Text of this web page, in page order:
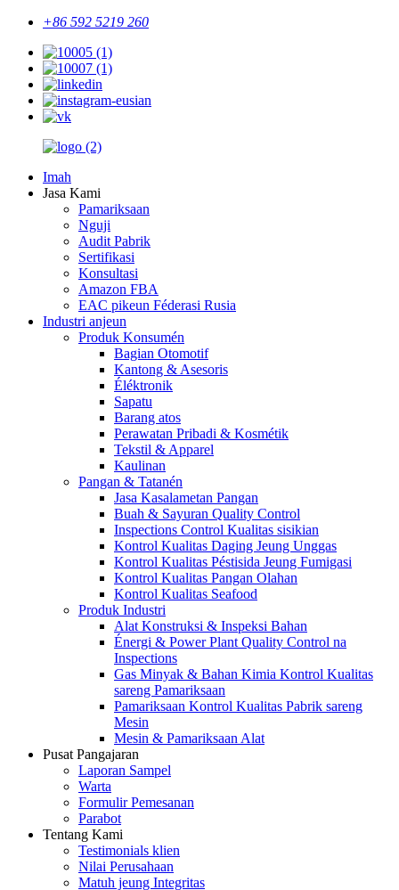
+86 592 5219 260
Imah
Jasa Kami
Pamariksaan
Nguji
Audit Pabrik
Sertifikasi
Konsultasi
Amazon FBA
EAC pikeun Féderasi Rusia
Industri anjeun
Produk Konsumén
Bagian Otomotif
Kantong & Asesoris
Éléktronik
Sapatu
Barang atos
Perawatan Pribadi & Kosmétik
Tekstil & Apparel
Kaulinan
Pangan & Tatanén
Jasa Kasalametan Pangan
Buah & Sayuran Quality Control
Inspections Control Kualitas sisikian
Kontrol Kualitas Daging Jeung Unggas
Kontrol Kualitas Péstisida Jeung Fumigasi
Kontrol Kualitas Pangan Olahan
Kontrol Kualitas Seafood
Produk Industri
Alat Konstruksi & Inspeksi Bahan
Énergi & Power Plant Quality Control na
Inspections
Gas Minyak & Bahan Kimia Kontrol Kualitas
sareng Pamariksaan
Pamariksaan Kontrol Kualitas Pabrik sareng
Mesin
Mesin & Pamariksaan Alat
Pusat Pangajaran
Laporan Sampel
Warta
Formulir Pemesanan
Parabot
Tentang Kami
Testimonials klien
Nilai Perusahaan
Matuh jeung Integritas